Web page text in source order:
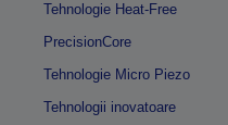
Tehnologie Heat-Free
PrecisionCore
Tehnologie Micro Piezo
Tehnologii inovatoare